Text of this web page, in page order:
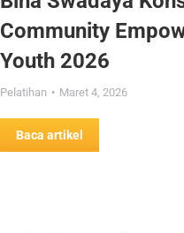
Community
Youth 2026
Pelatihan Maret 4, 2026
Baca artikel